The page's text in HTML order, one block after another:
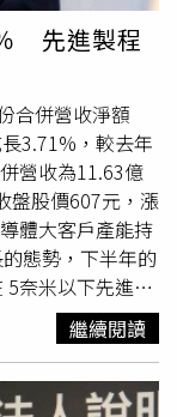
效幫助長期投資
成本與手續費，
發揮極致的時間
整滾動，有助於
股大盤出現高檔
抗跌表現，截至
、00981A下跌
9.88%。但專家
應用落地與半導
觀展望。※免責
，並非投資建
負盈虧。
先進製程
合併營收淨額
3.71%，較去年
營收為11.63億
盤股價607元，漲
體大客戶產能持
態勢，下半年的
奈米以下先進製
由於晶圓代工龍
摩爾定律」發酵
上升。伴隨新建
前期所需的高階
繼續閱讀